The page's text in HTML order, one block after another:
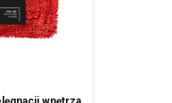
swoich danych oraz prawo ich
przetwarzania, prawo do
sprzeciwu, prawo do